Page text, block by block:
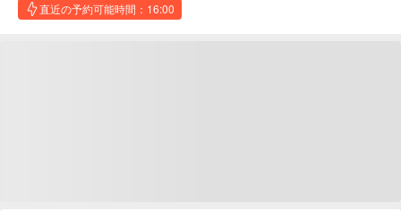
直近の予約可能時間：16:00